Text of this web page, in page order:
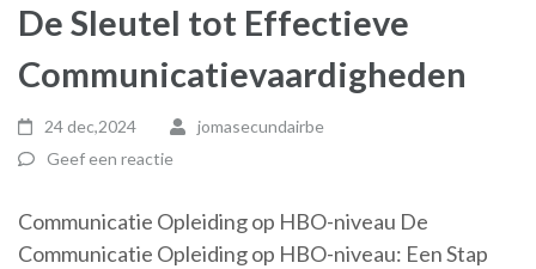
De Sleutel tot Effectieve
Communicatievaardigheden
24 dec,2024
jomasecundairbe
Geef een reactie
Communicatie Opleiding op HBO-niveau De
Communicatie Opleiding op HBO-niveau: Een Stap